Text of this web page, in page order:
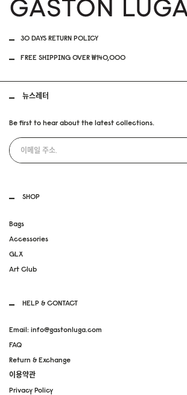
30 DAYS RETURN POLICY
FREE SHIPPING OVER ₩140,000
SHOP
Bags
Accessories
GLX
Art Club
HELP & CONTACT
Email: info@gastonluga.com
FAQ
Return & Exchange
이용약관
Privacy Policy
뉴스레터
Be first to hear about the latest collections.